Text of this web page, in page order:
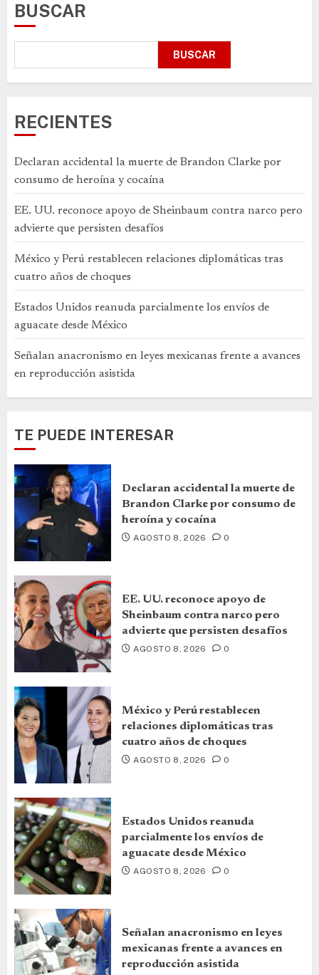
BUSCAR
BUSCAR
RECIENTES
Declaran accidental la muerte de Brandon Clarke por
consumo de heroína y cocaína
EE. UU. reconoce apoyo de Sheinbaum contra narco pero
advierte que persisten desafíos
México y Perú restablecen relaciones diplomáticas tras
cuatro años de choques
Estados Unidos reanuda parcialmente los envíos de
aguacate desde México
Señalan anacronismo en leyes mexicanas frente a avances
en reproducción asistida
TE PUEDE INTERESAR
Declaran accidental la muerte de
Brandon Clarke por consumo de
heroína y cocaína
AGOSTO 8, 2026 0
EE. UU. reconoce apoyo de
Sheinbaum contra narco pero
advierte que persisten desafíos
AGOSTO 8, 2026 0
México y Perú restablecen
relaciones diplomáticas tras
cuatro años de choques
AGOSTO 8, 2026 0
Estados Unidos reanuda
parcialmente los envíos de
aguacate desde México
AGOSTO 8, 2026 0
Señalan anacronismo en leyes
mexicanas frente a avances en
reproducción asistida